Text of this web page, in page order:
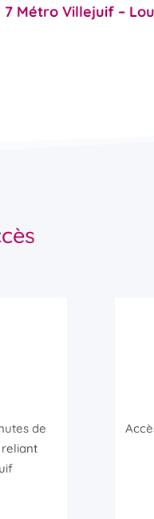
7 Métro Villejuif –
de
reliant